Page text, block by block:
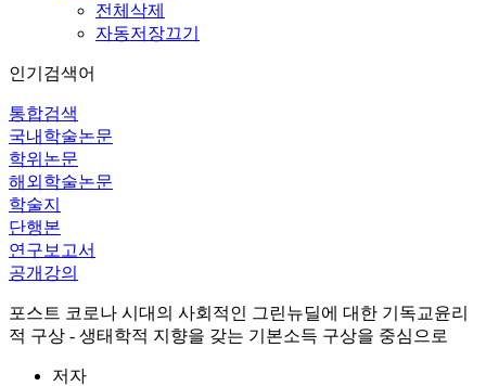
전체삭제
자동저장끄기
인기검색어
통합검색
국내학술논문
학위논문
해외학술논문
학술지
단행본
연구보고서
공개강의
포스트 코로나 시대의 사회적인 그린뉴딜에 대한 기독교윤리
적 구상 - 생태학적 지향을 갖는 기본소득 구상을 중심으로
저자